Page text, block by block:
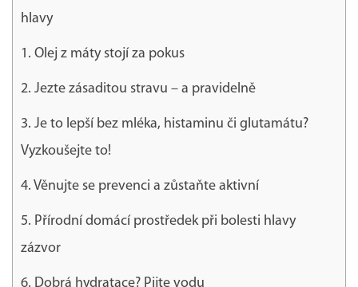
hlavy
1. Olej z máty stojí za pokus
2. Jezte zásaditou stravu – a pravidelně
3. Je to lepší bez mléka, histaminu či glutamátu?
Vyzkoušejte to!
4. Věnujte se prevenci a zůstaňte aktivní
5. Přírodní domácí prostředek při bolesti hlavy
zázvor
6. Dobrá hydratace? Pijte vodu